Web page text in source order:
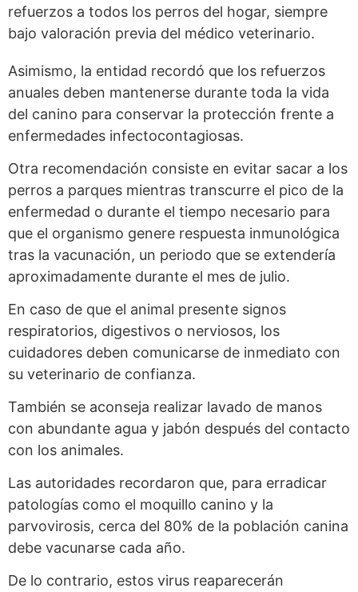
refuerzos a todos los perros del hogar, siempre
bajo valoración previa del médico veterinario.
Asimismo, la entidad recordó que los refuerzos
anuales deben mantenerse durante toda la vida
del canino para conservar la protección frente a
enfermedades infectocontagiosas.
Otra recomendación consiste en evitar sacar a los
perros a parques mientras transcurre el pico de la
enfermedad o durante el tiempo necesario para
que el organismo genere respuesta inmunológica
tras la vacunación, un periodo que se extendería
aproximadamente durante el mes de julio.
En caso de que el animal presente signos
respiratorios, digestivos o nerviosos, los
cuidadores deben comunicarse de inmediato con
su veterinario de confianza.
También se aconseja realizar lavado de manos
con abundante agua y jabón después del contacto
con los animales.
Las autoridades recordaron que, para erradicar
patologías como el moquillo canino y la
parvovirosis, cerca del 80% de la población canina
debe vacunarse cada año.
De lo contrario, estos virus reaparecerán